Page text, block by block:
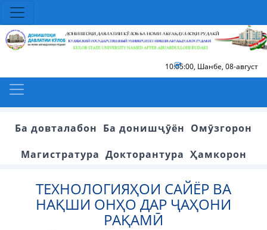
10:05:01, Шанбе, 08-август
Ба довталабон Ба донишҷӯён Омӯзгорон
Магистратура Докторантура Ҳамкорон
ТЕХНОЛОГИЯҲОИ САЙЁР ВА
НАҚШИ ОНҲО ДАР ҶАҲОНИ
РАҚАМӢ